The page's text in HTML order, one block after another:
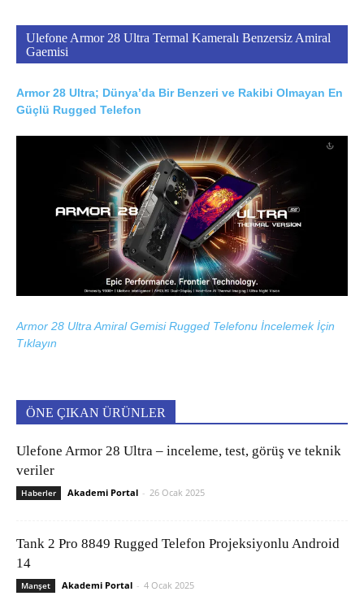
Ulefone Armor 28 Ultra Termal Kameralı Benzersiz Amiral
Gaemisi
Armor 28 Ultra; Dünya’da Bir Benzeri ve Rakibi Olmayan En
Güçlü Rugged Telefon
Armor 28 Ultra Amiral Gemisi Rugged Telefonu İncelemek İçin
Tıklayın
ÖNE ÇIKAN ÜRÜNLER
Ulefone Armor 28 Ultra – inceleme, test, görüş ve teknik
veriler
Haberler Akademi Portal - 26 Ocak 2025
Tank 2 Pro 8849 Rugged Telefon Projeksiyonlu Android
14
Manşet Akademi Portal - 4 Ocak 2025